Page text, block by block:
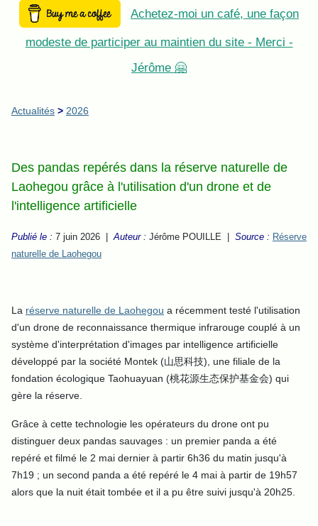
Achetez-moi un café, une façon
modeste de participer au maintien du site - Merci -
Jérôme 🤗
Actualités > 2026
Des pandas repérés dans la réserve naturelle de
Laohegou grâce à l'utilisation d'un drone et de
l'intelligence artificielle
Publié le : 7 juin 2026 |Auteur : Jérôme POUILLE | Source : Réserve
naturelle de Laohegou
La réserve naturelle de Laohegou a récemment testé l'utilisation
d'un drone de reconnaissance thermique infrarouge couplé à un
système d'interprétation d'images par intelligence artificielle
développé par la société Montek (山思科技), une filiale de la
fondation écologique Taohuayuan (桃花源生态保护基金会) qui
gère la réserve.
Grâce à cette technologie les opérateurs du drone ont pu
distinguer deux pandas sauvages : un premier panda a été
repéré et filmé le 2 mai dernier à partir 6h36 du matin jusqu'à
7h19 ; un second panda a été repéré le 4 mai à partir de 19h57
alors que la nuit était tombée et il a pu être suivi jusqu'à 20h25.